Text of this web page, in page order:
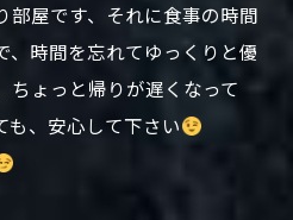
部屋です、それに食事の時間
、時間を忘れてゆっくりと優
ちょっと帰りが遅くなって
も、安心して下さい